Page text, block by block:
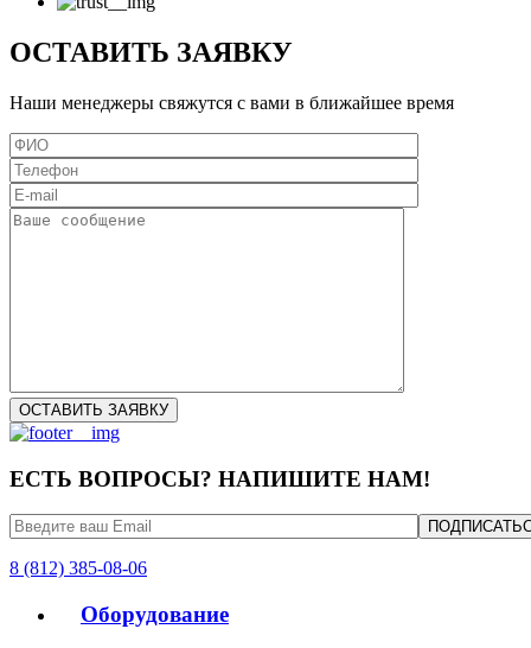
ОСТАВИТЬ ЗАЯВКУ
Наши менеджеры свяжутся с вами в ближайшее время
ЕСТЬ ВОПРОСЫ? НАПИШИТЕ НАМ!
8 (812) 385-08-06
Оборудование